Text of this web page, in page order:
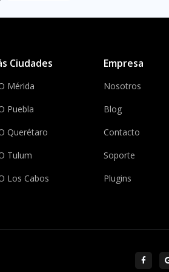
Ciudades
Mérida
Puebla
Querétaro
Tulum
Los Cabos
Empresa
Nosotros
Blog
Contacto
Soporte
Plugins